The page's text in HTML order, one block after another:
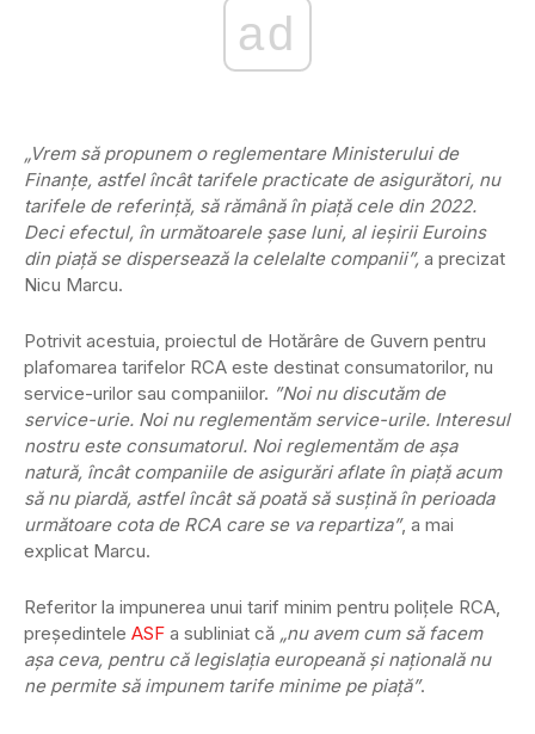
ad
„Vrem să propunem o reglementare Ministerului de
Finanţe, astfel încât tarifele practicate de asigurători, nu
tarifele de referinţă, să rămână în piaţă cele din 2022.
Deci efectul, în următoarele şase luni, al ieşirii Euroins
din piaţă se dispersează la celelalte companii”, a precizat
Nicu Marcu.
Potrivit acestuia, proiectul de Hotărâre de Guvern pentru
plafomarea tarifelor RCA este destinat consumatorilor, nu
service-urilor sau companiilor. ”Noi nu discutăm de
service-urie. Noi nu reglementăm service-urile. Interesul
nostru este consumatorul. Noi reglementăm de aşa
natură, încât companiile de asigurări aflate în piaţă acum
să nu piardă, astfel încât să poată să susţină în perioada
următoare cota de RCA care se va repartiza”, a mai
explicat Marcu.
Referitor la impunerea unui tarif minim pentru poliţele RCA,
preşedintele ASF a subliniat că „nu avem cum să facem
aşa ceva, pentru că legislaţia europeană şi naţională nu
ne permite să impunem tarife minime pe piaţă”.